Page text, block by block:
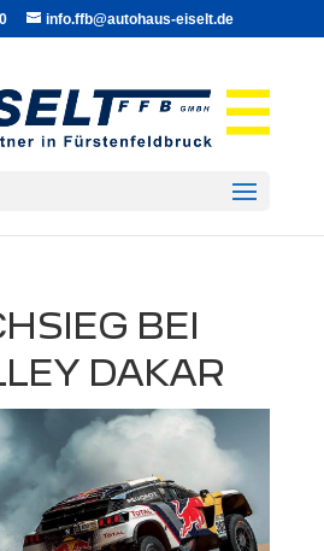
info.ffb@autohaus-eiselt.de
BEI
DAKAR